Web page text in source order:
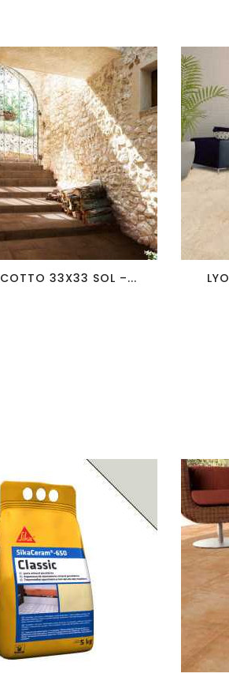
favorite_border visibility
COTTO 33X33 SOL –...
favorite_border visibility